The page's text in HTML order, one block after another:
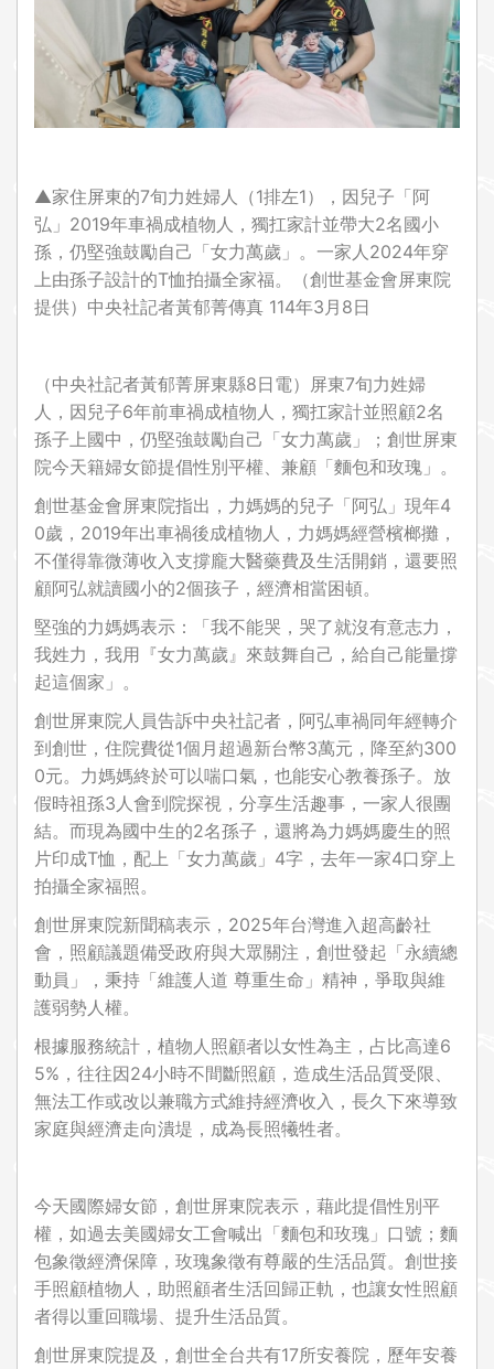
▲家住屏東的7旬力姓婦人（1排左1），因兒子「阿
弘」2019年車禍成植物人，獨扛家計並帶大2名國小
孫，仍堅強鼓勵自己「女力萬歲」。一家人2024年穿
上由孫子設計的T恤拍攝全家福。（創世基金會屏東院
提供）中央社記者黃郁菁傳真 114年3月8日
（中央社記者黃郁菁屏東縣8日電）屏東7旬力姓婦
人，因兒子6年前車禍成植物人，獨扛家計並照顧2名
孫子上國中，仍堅強鼓勵自己「女力萬歲」；創世屏東
院今天籍婦女節提倡性別平權、兼顧「麵包和玫瑰」。
創世基金會屏東院指出，力媽媽的兒子「阿弘」現年4
0歲，2019年出車禍後成植物人，力媽媽經營檳榔攤，
不僅得靠微薄收入支撐龐大醫藥費及生活開銷，還要照
顧阿弘就讀國小的2個孩子，經濟相當困頓。
堅強的力媽媽表示：「我不能哭，哭了就沒有意志力，
我姓力，我用『女力萬歲』來鼓舞自己，給自己能量撐
起這個家」。
創世屏東院人員告訴中央社記者，阿弘車禍同年經轉介
到創世，住院費從1個月超過新台幣3萬元，降至約300
0元。力媽媽終於可以喘口氣，也能安心教養孫子。放
假時祖孫3人會到院探視，分享生活趣事，一家人很團
結。而現為國中生的2名孫子，還將為力媽媽慶生的照
片印成T恤，配上「女力萬歲」4字，去年一家4口穿上
拍攝全家福照。
創世屏東院新聞稿表示，2025年台灣進入超高齡社
會，照顧議題備受政府與大眾關注，創世發起「永續總
動員」，秉持「維護人道 尊重生命」精神，爭取與維
護弱勢人權。
根據服務統計，植物人照顧者以女性為主，占比高達6
5%，往往因24小時不間斷照顧，造成生活品質受限、
無法工作或改以兼職方式維持經濟收入，長久下來導致
家庭與經濟走向潰堤，成為長照犧牲者。
今天國際婦女節，創世屏東院表示，藉此提倡性別平
權，如過去美國婦女工會喊出「麵包和玫瑰」口號；麵
包象徵經濟保障，玫瑰象徵有尊嚴的生活品質。創世接
手照顧植物人，助照顧者生活回歸正軌，也讓女性照顧
者得以重回職場、提升生活品質。
創世屏東院提及，創世全台共有17所安養院，歷年安養